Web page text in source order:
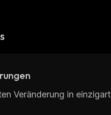
Veränderung in